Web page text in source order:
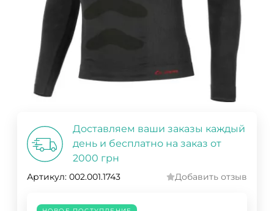
Доставляем ваши заказы каждый
день и бесплатно на заказ от
2000 грн
Артикул: 002.001.1743 Добавить отзыв